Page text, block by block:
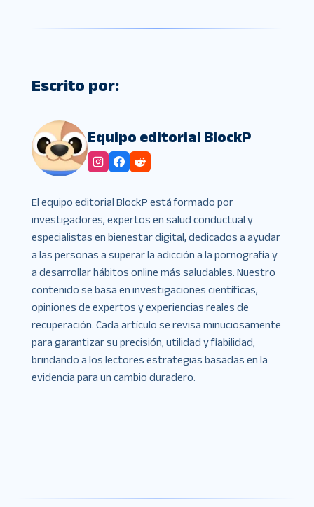
Escrito por:
Equipo editorial BlockP
El equipo editorial BlockP está formado por
investigadores, expertos en salud conductual y
especialistas en bienestar digital, dedicados a ayudar
a las personas a superar la adicción a la pornografía y
a desarrollar hábitos online más saludables. Nuestro
contenido se basa en investigaciones científicas,
opiniones de expertos y experiencias reales de
recuperación. Cada artículo se revisa minuciosamente
para garantizar su precisión, utilidad y fiabilidad,
brindando a los lectores estrategias basadas en la
evidencia para un cambio duradero.